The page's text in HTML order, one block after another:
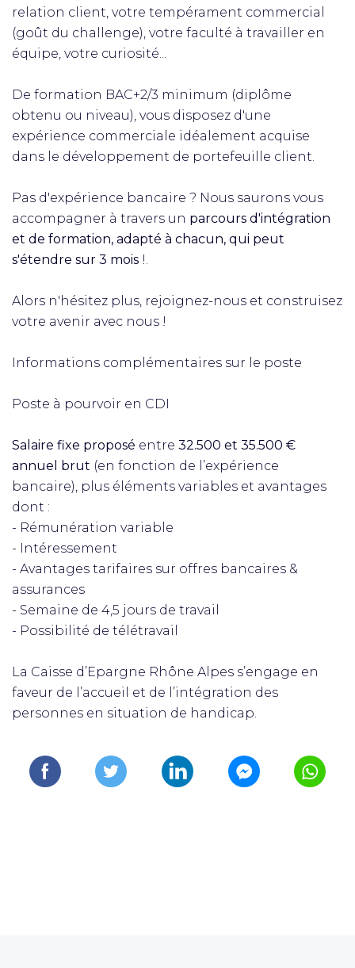
relation client, votre tempérament commercial
(goût du challenge), votre faculté à travailler en
équipe, votre curiosité...
De formation BAC+2/3 minimum (diplôme
obtenu ou niveau), vous disposez d'une
expérience commerciale idéalement acquise
dans le développement de portefeuille client.
Pas d'expérience bancaire ? Nous saurons vous
accompagner à travers un parcours d'intégration
et de formation, adapté à chacun, qui peut
s'étendre sur 3 mois !.
Alors n'hésitez plus, rejoignez-nous et construisez
votre avenir avec nous !
Informations complémentaires sur le poste
Poste à pourvoir en CDI
Salaire fixe proposé entre 32.500 et 35.500 €
annuel brut (en fonction de l’expérience
bancaire), plus éléments variables et avantages
dont :
- Rémunération variable
- Intéressement
- Avantages tarifaires sur offres bancaires &
assurances
- Semaine de 4,5 jours de travail
- Possibilité de télétravail
La Caisse d’Epargne Rhône Alpes s’engage en
faveur de l’accueil et de l’intégration des
personnes en situation de handicap.